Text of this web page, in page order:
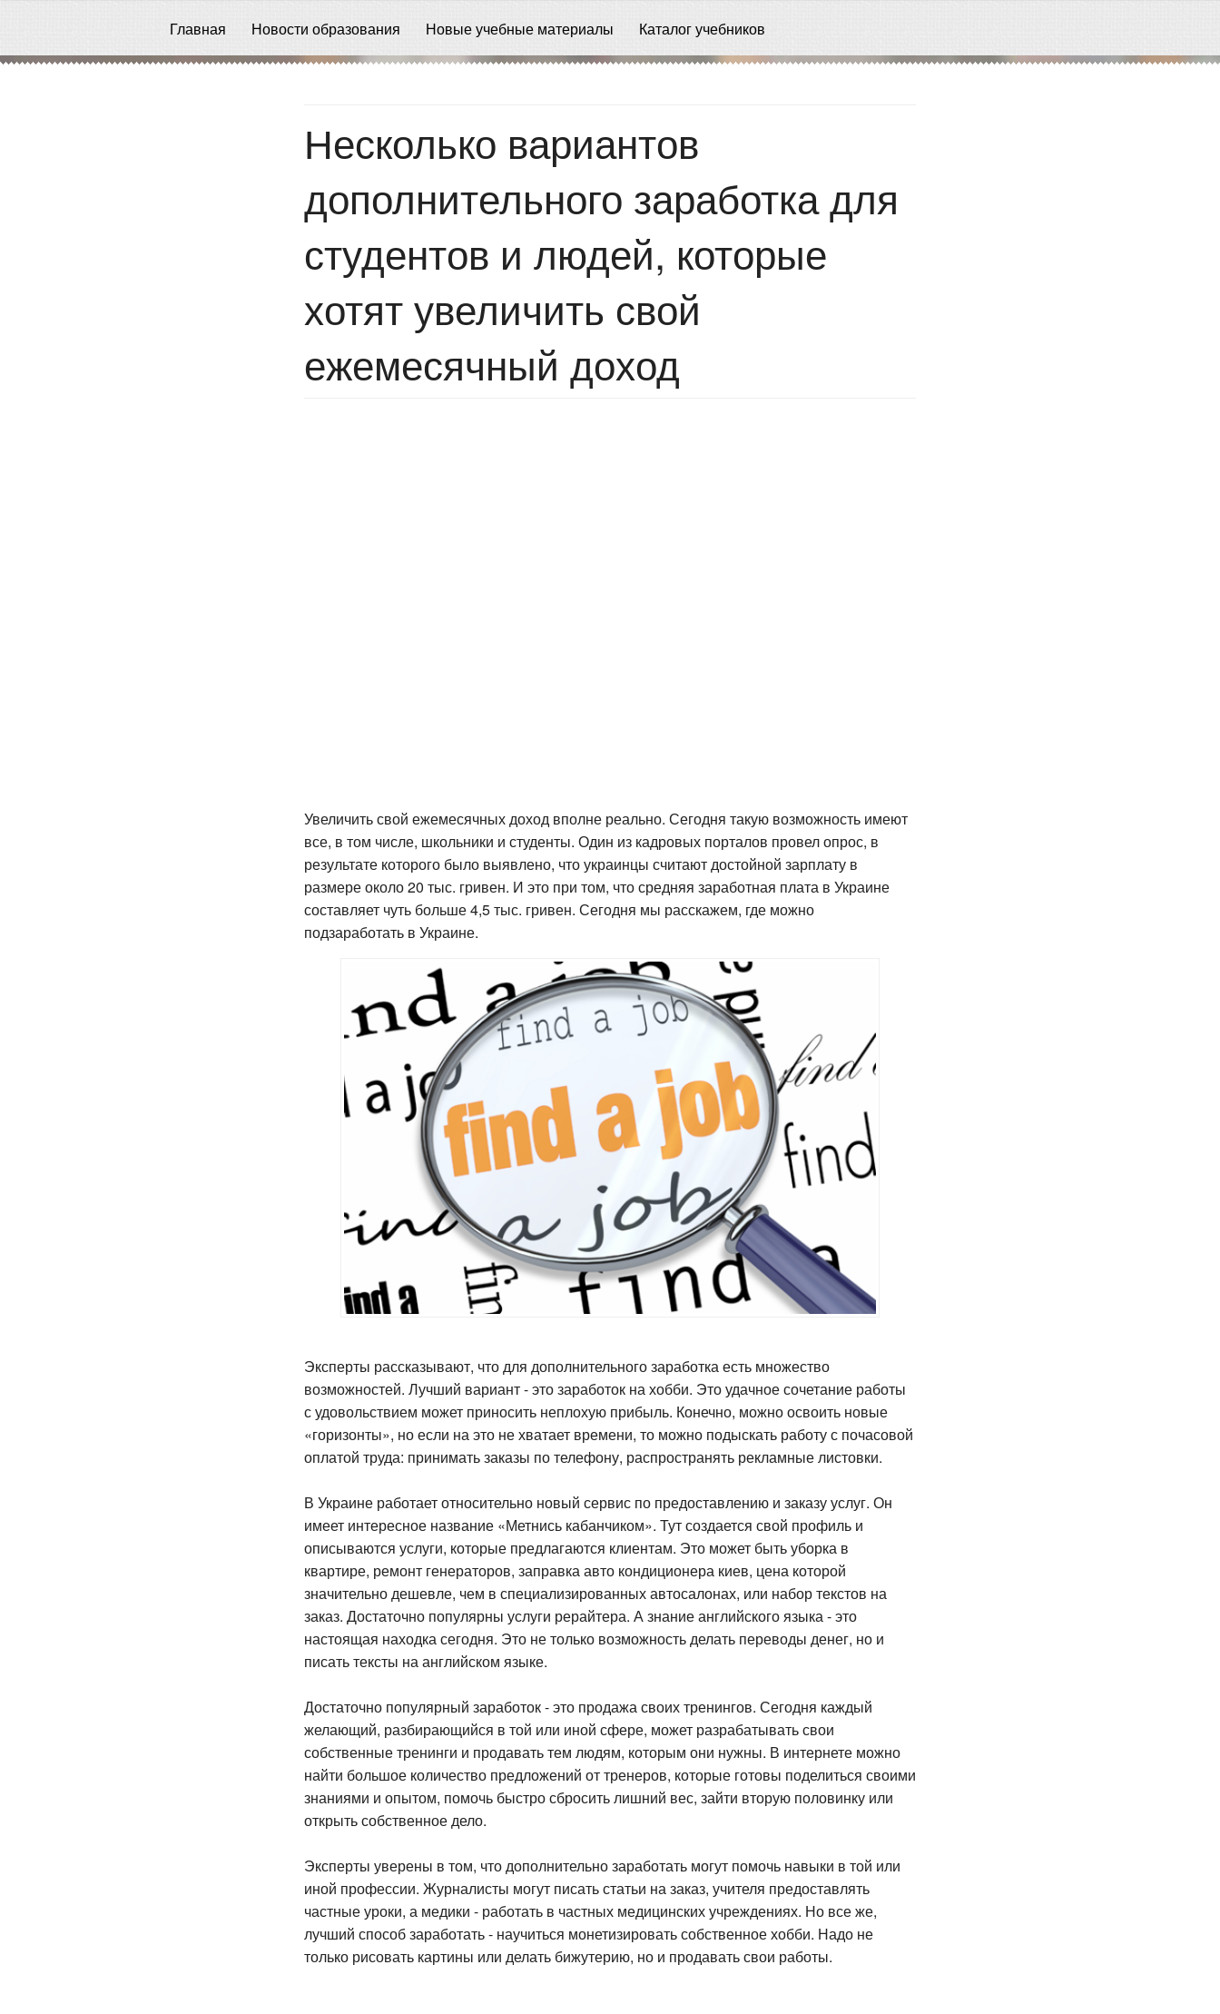
Главная Новости образования Новые учебные материалы Каталог учебников
Несколько вариантов
дополнительного заработка для
студентов и людей, которые
хотят увеличить свой
ежемесячный доход
Увеличить свой ежемесячных доход вполне реально. Сегодня такую возможность имеют
все, в том числе, школьники и студенты. Один из кадровых порталов провел опрос, в
результате которого было выявлено, что украинцы считают достойной зарплату в
размере около 20 тыс. гривен. И это при том, что средняя заработная плата в Украине
составляет чуть больше 4,5 тыс. гривен. Сегодня мы расскажем, где можно
подзаработать в Украине.
Эксперты рассказывают, что для дополнительного заработка есть множество
возможностей. Лучший вариант - это заработок на хобби. Это удачное сочетание работы
с удовольствием может приносить неплохую прибыль. Конечно, можно освоить новые
«горизонты», но если на это не хватает времени, то можно подыскать работу с почасовой
оплатой труда: принимать заказы по телефону, распространять рекламные листовки.
В Украине работает относительно новый сервис по предоставлению и заказу услуг. Он
имеет интересное название «Метнись кабанчиком». Тут создается свой профиль и
описываются услуги, которые предлагаются клиентам. Это может быть уборка в
квартире, ремонт генераторов, заправка авто кондиционера киев, цена которой
значительно дешевле, чем в специализированных автосалонах, или набор текстов на
заказ. Достаточно популярны услуги рерайтера. А знание английского языка - это
настоящая находка сегодня. Это не только возможность делать переводы денег, но и
писать тексты на английском языке.
Достаточно популярный заработок - это продажа своих тренингов. Сегодня каждый
желающий, разбирающийся в той или иной сфере, может разрабатывать свои
собственные тренинги и продавать тем людям, которым они нужны. В интернете можно
найти большое количество предложений от тренеров, которые готовы поделиться своими
знаниями и опытом, помочь быстро сбросить лишний вес, зайти вторую половинку или
открыть собственное дело.
Эксперты уверены в том, что дополнительно заработать могут помочь навыки в той или
иной профессии. Журналисты могут писать статьи на заказ, учителя предоставлять
частные уроки, а медики - работать в частных медицинских учреждениях. Но все же,
лучший способ заработать - научиться монетизировать собственное хобби. Надо не
только рисовать картины или делать бижутерию, но и продавать свои работы.